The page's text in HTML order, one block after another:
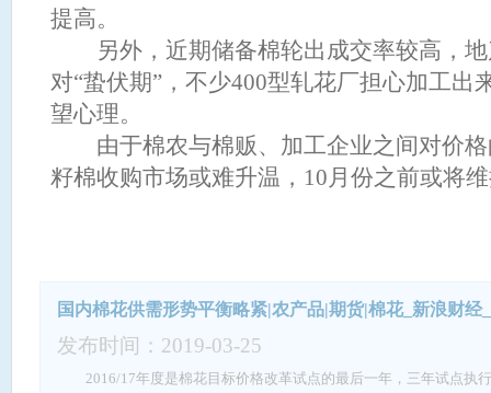
提高。
另外，近期储备棉轮出成交率较高，地
对“蛰伏期”，不少400型轧花厂担心加工出
望心理。
由于棉农与棉贩、加工企业之间对价格
籽棉收购市场或难升温，10月份之前或将
国内棉花供需形势平衡略紧|农产品|期货|棉花_新浪财经
发布时间：2019-03-25
2016/17年度是棉花目标价格改革试点的最后一年，三年试点执